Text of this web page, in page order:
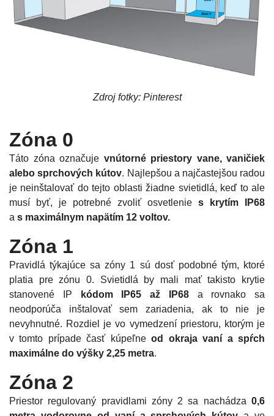
Zdroj fotky: Pinterest
Zóna 0
Táto zóna označuje vnútorné priestory vane, vaničiek
alebo sprchových kútov. Najlepšou a najčastejšou radou
je neinštalovať do tejto oblasti žiadne svietidlá, keď to ale
musí byť, je potrebné zvoliť osvetlenie s krytím IP68
a s maximálnym napätím 12 voltov.
Zóna 1
Pravidlá týkajúce sa zóny 1 sú dosť podobné tým, ktoré
platia pre zónu 0. Svietidlá by mali mať takisto krytie
stanovené IP
kódom IP65 až IP68a rovnako sa
neodporúča inštalovať sem zariadenia, ak to nie je
nevyhnutné. Rozdiel je vo vymedzení priestoru, ktorým je
v tomto prípade časť kúpeľneod okraja vaní a spŕch
maximálne do výšky 2,25 metra.
Zóna 2
Priestor regulovaný pravidlami zóny 2 sa nachádza 0,6